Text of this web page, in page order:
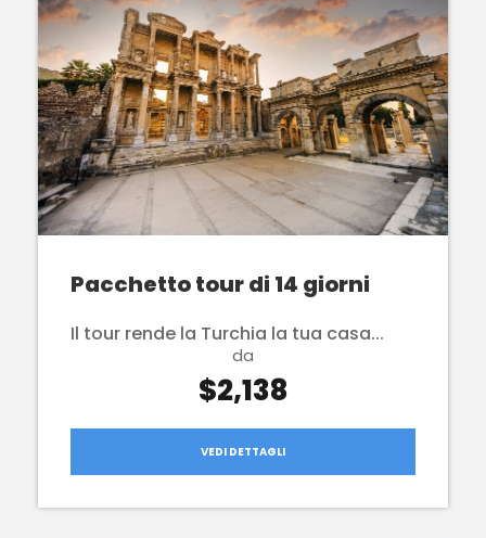
Pacchetto tour di 14 giorni
Il tour rende la Turchia la tua casa...
da
$2,138
VEDI DETTAGLI